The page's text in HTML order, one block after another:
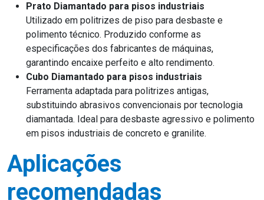
Prato Diamantado para pisos industriais
Utilizado em politrizes de piso para desbaste e
polimento técnico. Produzido conforme as
especificações dos fabricantes de máquinas,
garantindo encaixe perfeito e alto rendimento.
Cubo Diamantado para pisos industriais
Ferramenta adaptada para politrizes antigas,
substituindo abrasivos convencionais por tecnologia
diamantada. Ideal para desbaste agressivo e polimento
em pisos industriais de concreto e granilite.
Aplicações
recomendadas